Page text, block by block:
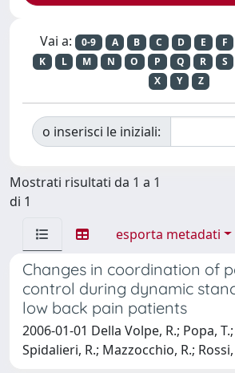
Vai a: 0-9 A B C D E F
K
L M N O P Q R S
X
Y Z
o inserisci le iniziali:
Mostrati risultati da 1 a 1
di 1
esporta metadati
Changes in coordination of
control during dynamic
low back pain patients
2006-01-01 Della Volpe, R.; Popa,
Spidalieri, R.; Mazzocchio, R.; Rossi,